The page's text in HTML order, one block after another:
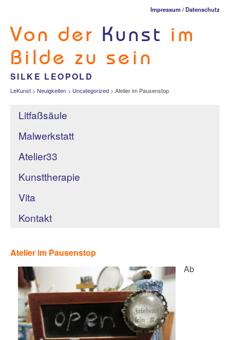
Impressum/Datenschutz
Von der Kunst
im
Bilde zu sein
SILKE LEOPOLD
LeKunst > Neuigkeiten > Uncategorized > Atelier im Pausenstop
Litfaßsäule
Malwerkstatt
Atelier33
Kunsttherapie
Vita
Kontakt
Atelier im Pausenstop
Ab